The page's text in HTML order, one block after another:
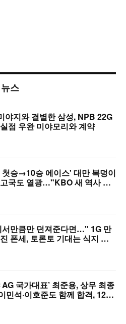
스
야지와 결별한 삼성, NPB 22G
점 우완 미야모리와 계약
승→10승 에이스' 대만 복덩이
국도 열광…"KBO 새 역사 썼
만큼만 던져준다면…" 1G 만
폰세, 토론토 기대는 식지 않
AG 국가대표’ 최준용, 상무 최종
민석·이호준도 함께 합격, 12월